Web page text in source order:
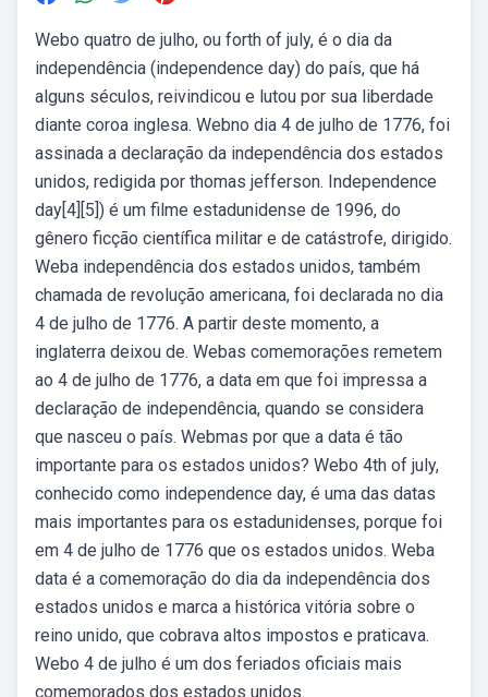
Webo quatro de julho, ou forth of july, é o dia da
independência (independence day) do país, que há
alguns séculos, reivindicou e lutou por sua liberdade
diante coroa inglesa. Webno dia 4 de julho de 1776, foi
assinada a declaração da independência dos estados
unidos, redigida por thomas jefferson. Independence
day[4][5]) é um filme estadunidense de 1996, do
gênero ficção científica militar e de catástrofe, dirigido.
Weba independência dos estados unidos, também
chamada de revolução americana, foi declarada no dia
4 de julho de 1776. A partir deste momento, a
inglaterra deixou de. Webas comemorações remetem
ao 4 de julho de 1776, a data em que foi impressa a
declaração de independência, quando se considera
que nasceu o país. Webmas por que a data é tão
importante para os estados unidos? Webo 4th of july,
conhecido como independence day, é uma das datas
mais importantes para os estadunidenses, porque foi
em 4 de julho de 1776 que os estados unidos. Weba
data é a comemoração do dia da independência dos
estados unidos e marca a histórica vitória sobre o
reino unido, que cobrava altos impostos e praticava.
Webo 4 de julho é um dos feriados oficiais mais
comemorados dos estados unidos.